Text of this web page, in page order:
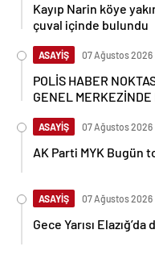
Kayıp Narin köye
çuval içinde bulundu
ASAYİŞ 07 Ağustos 2026
POLİS HABER
GENEL
ASAYİŞ 07 Ağustos 2026
AK Parti MYK Bugün
ASAYİŞ 07 Ağustos 2026
Gece Yarısı